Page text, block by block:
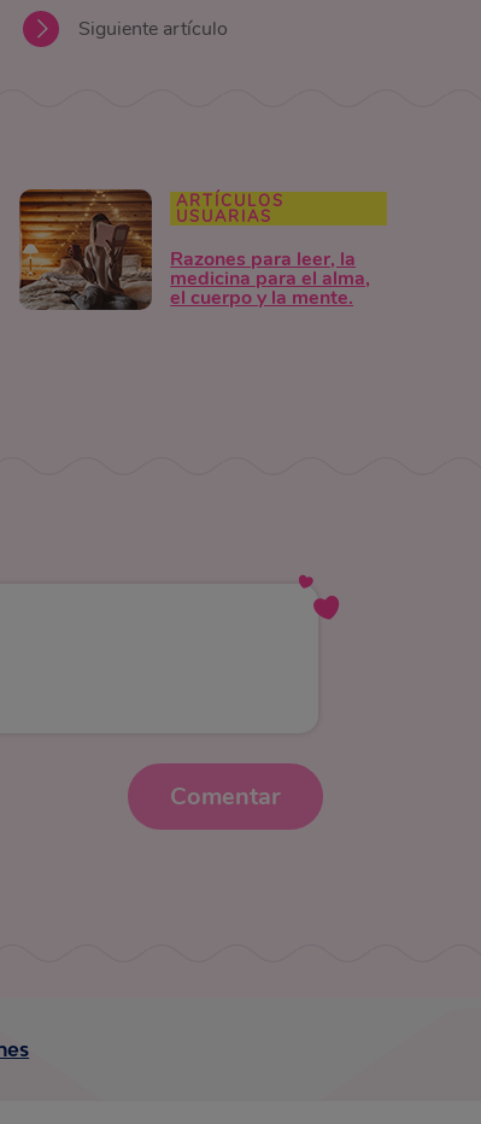
Siguiente artículo
ARTÍCULOS
USUARIAS
Razones para leer, la
medicina para el alma,
el cuerpo y la mente.
Comentar